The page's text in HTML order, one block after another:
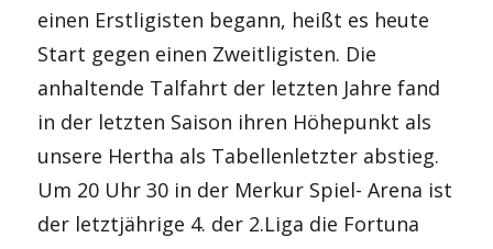
einen Erstligisten begann, heißt es heute
Start gegen einen Zweitligisten. Die
anhaltende Talfahrt der letzten Jahre fand
in der letzten Saison ihren Höhepunkt als
unsere Hertha als Tabellenletzter abstieg.
Um 20 Uhr 30 in der Merkur Spiel- Arena ist
der letztjährige 4. der 2.Liga die Fortuna